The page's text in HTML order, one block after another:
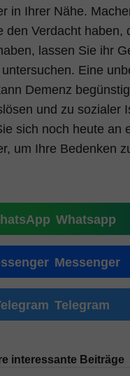
in Ihrer Nähe.
den Verdacht haben,
lassen Sie ihr
Eine
Demenz
und zu sozialer
sich noch heute an
um Ihre Bedenken
Whatsapp
Messenger
Telegram
interessante Beiträge